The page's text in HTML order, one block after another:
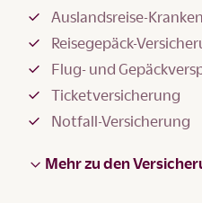
Auslandsreise-
Reisegepäck-
Flug- und
Ticketversicherung
Notfall-Versicherung
Mehr zu den